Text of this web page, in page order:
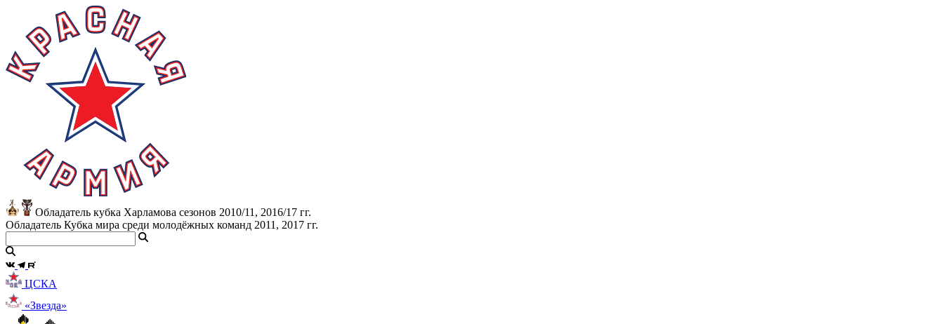
Обладатель кубка Харламова сезонов 2010/11, 2016/17 гг.
Обладатель Кубка мира среди молодёжных команд 2011, 2017 гг.
ЦСКА
«Звезда»